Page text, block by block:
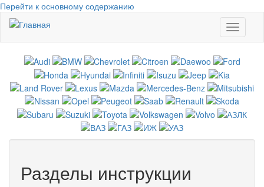
Перейти к основному содержанию
Toggle
Разделы инструкции